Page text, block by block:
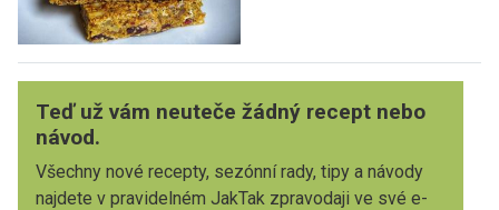
Teď už vám neuteče žádný recept nebo
návod.
Všechny nové recepty, sezónní rady, tipy a návody
najdete v pravidelném JakTak zpravodaji ve své e-